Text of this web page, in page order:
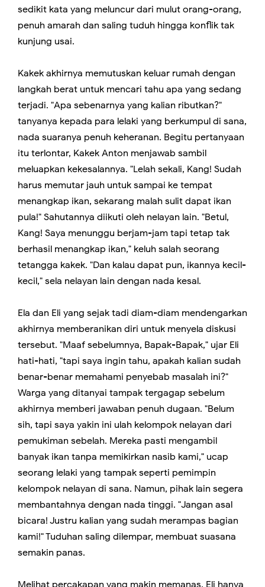
sedikit kata yang meluncur dari mulut orang-orang,
penuh amarah dan saling tuduh hingga konflik tak
kunjung usai.
Kakek akhirnya memutuskan keluar rumah dengan
langkah berat untuk mencari tahu apa yang sedang
terjadi. "Apa sebenarnya yang kalian ributkan?"
tanyanya kepada para lelaki yang berkumpul di sana,
nada suaranya penuh keheranan. Begitu pertanyaan
itu terlontar, Kakek Anton menjawab sambil
meluapkan kekesalannya. "Lelah sekali, Kang! Sudah
harus memutar jauh untuk sampai ke tempat
menangkap ikan, sekarang malah sulit dapat ikan
pula!" Sahutannya diikuti oleh nelayan lain. "Betul,
Kang! Saya menunggu berjam-jam tapi tetap tak
berhasil menangkap ikan," keluh salah seorang
tetangga kakek. "Dan kalau dapat pun, ikannya kecil-
kecil," sela nelayan lain dengan nada kesal.
Ela dan Eli yang sejak tadi diam-diam mendengarkan
akhirnya memberanikan diri untuk menyela diskusi
tersebut. "Maaf sebelumnya, Bapak-Bapak," ujar Eli
hati-hati, "tapi saya ingin tahu, apakah kalian sudah
benar-benar memahami penyebab masalah ini?"
Warga yang ditanyai tampak tergagap sebelum
akhirnya memberi jawaban penuh dugaan. "Belum
sih, tapi saya yakin ini ulah kelompok nelayan dari
pemukiman sebelah. Mereka pasti mengambil
banyak ikan tanpa memikirkan nasib kami," ucap
seorang lelaki yang tampak seperti pemimpin
kelompok nelayan di sana. Namun, pihak lain segera
membantahnya dengan nada tinggi. "Jangan asal
bicara! Justru kalian yang sudah merampas bagian
kami!" Tuduhan saling dilempar, membuat suasana
semakin panas.
Melihat percakapan yang makin memanas, Eli hanya